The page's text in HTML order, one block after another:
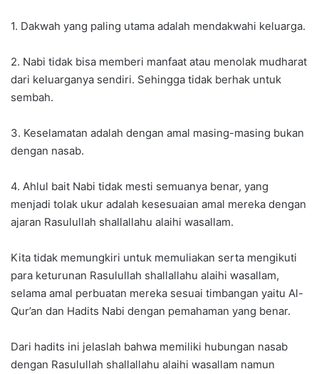
1. Dakwah yang paling utama adalah mendakwahi keluarga.
2. Nabi tidak bisa memberi manfaat atau menolak mudharat
dari keluarganya sendiri. Sehingga tidak berhak untuk
sembah.
3. Keselamatan adalah dengan amal masing-masing bukan
dengan nasab.
4. Ahlul bait Nabi tidak mesti semuanya benar, yang
menjadi tolak ukur adalah kesesuaian amal mereka dengan
ajaran Rasulullah shallallahu alaihi wasallam.
Kita tidak memungkiri untuk memuliakan serta mengikuti
para keturunan Rasulullah shallallahu alaihi wasallam,
selama amal perbuatan mereka sesuai timbangan yaitu Al-
Qur’an dan Hadits Nabi dengan pemahaman yang benar.
Dari hadits ini jelaslah bahwa memiliki hubungan nasab
dengan Rasulullah shallallahu alaihi wasallam namun